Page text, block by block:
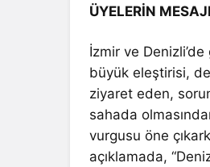
ÜYELERİN
İzmir ve
büyük eleştirisi,
ziyaret eden,
sahada
vurgusu öne
açıklamada,